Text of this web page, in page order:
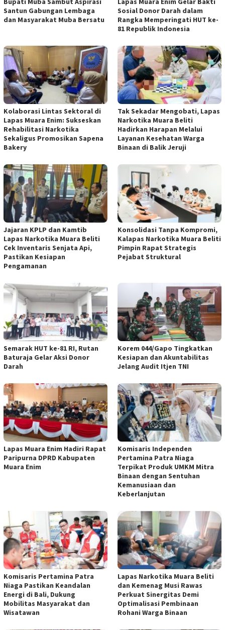
Santun Gabungan Lembaga
dan Masyarakat Muba Bersatu
Sosial Donor Darah dalam
Rangka Memperingati HUT ke-
81 Republik Indonesia
Kolaborasi Lintas Sektoral di
Lapas Muara Enim: Sukseskan
Rehabilitasi Narkotika
Sekaligus Promosikan Sapena
Bakery
Tak Sekadar Mengobati, Lapas
Narkotika Muara Beliti
Hadirkan Harapan Melalui
Layanan Kesehatan Warga
Binaan di Balik Jeruji
Jajaran KPLP dan Kamtib
Lapas Narkotika Muara Beliti
Cek Inventaris Senjata Api,
Pastikan Kesiapan
Pengamanan
Konsolidasi Tanpa Kompromi,
Kalapas Narkotika Muara Beliti
Pimpin Rapat Strategis
Pejabat Struktural
Semarak HUT ke-81 RI, Rutan
Baturaja Gelar Aksi Donor
Darah
Korem 044/Gapo Tingkatkan
Kesiapan dan Akuntabilitas
Jelang Audit Itjen TNI
Lapas Muara Enim Hadiri Rapat
Paripurna DPRD Kabupaten
Muara Enim
Komisaris Independen
Pertamina Patra Niaga
Terpikat Produk UMKM Mitra
Binaan dengan Sentuhan
Kemanusiaan dan
Keberlanjutan
Komisaris Pertamina Patra
Niaga Pastikan Keandalan
Energi di Bali, Dukung
Mobilitas Masyarakat dan
Wisatawan
Lapas Narkotika Muara Beliti
dan Kemenag Musi Rawas
Perkuat Sinergitas Demi
Optimalisasi Pembinaan
Rohani Warga Binaan